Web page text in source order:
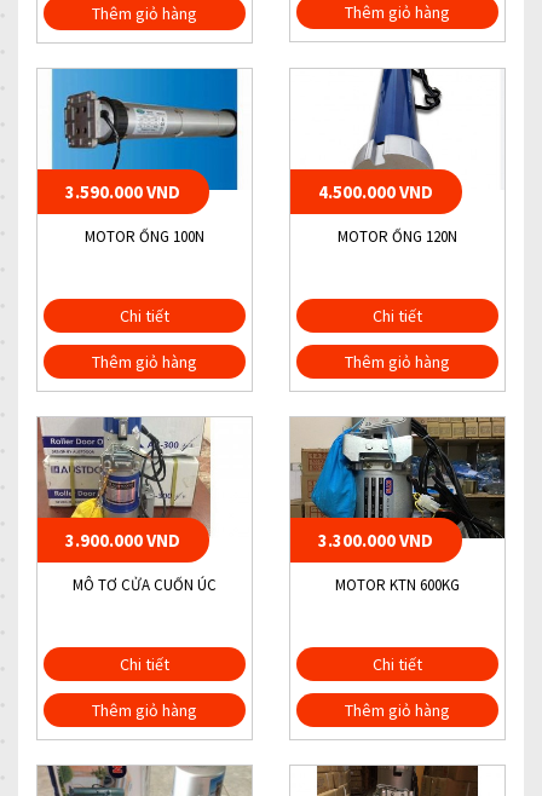
Thêm giỏ hàng Thêm giỏ hàng
3.590.000 VND
MOTOR ỐNG 100N
Chi tiết
Thêm giỏ hàng
4.500.000 VND
MOTOR ỐNG 120N
Chi tiết
Thêm giỏ hàng
3.900.000 VND
MÔ TƠ CỬA CUỐN ÚC
Chi tiết
Thêm giỏ hàng
3.300.000 VND
MOTOR KTN 600KG
Chi tiết
Thêm giỏ hàng